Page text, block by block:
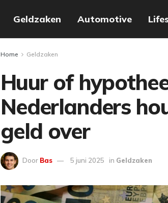
Geldzaken Automotive
Home Geldzaken
Huur of
Nederlanders
geld over
Door Bas 5 juni 2025 in Geldzaken